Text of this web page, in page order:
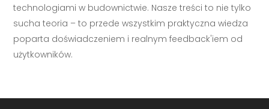
technologiami w budownictwie. Nasze treści to nie tylko
sucha teoria – to przede wszystkim praktyczna wiedza
poparta doświadczeniem i realnym feedback'iem od
użytkowników.